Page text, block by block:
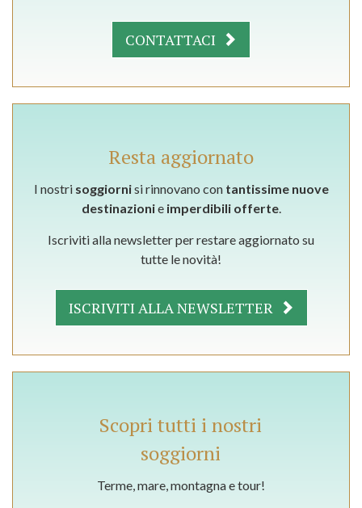
CONTATTACI
Resta aggiornato
I nostri soggiornisi rinnovano con tantissime nuove
destinazionie imperdibili offerte.
Iscriviti alla newsletter per restare aggiornato su
tutte le novità!
ISCRIVITI ALLA NEWSLETTER
Scopri tutti i nostri
soggiorni
Terme, mare, montagna e tour!